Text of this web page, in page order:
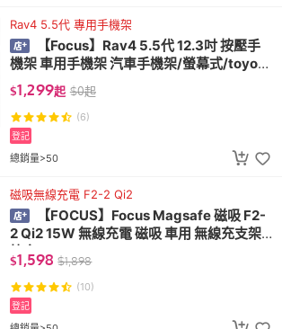
Rav4 5.5代 專用手機架
【Focus】Rav4 5.5代 12.3吋 按壓手
機架 車用手機架 汽車手機架/螢幕式/toyot
a)
$1,299起 $0起
(6)
總銷量>50
登記
磁吸無線充電 F2-2 Qi2
【FOCUS】Focus Magsafe 磁吸 F2-
2 Qi2 15W 無線充電 磁吸 車用 無線充支架
快充
$1,598 $1,898
(10)
登記